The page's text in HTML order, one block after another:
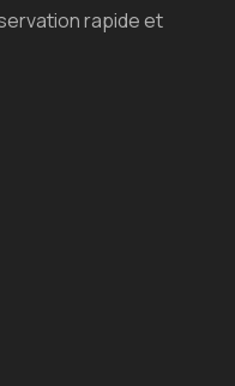
rapide et